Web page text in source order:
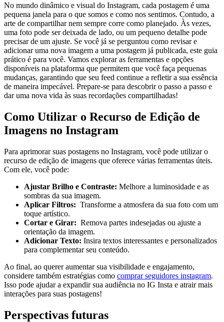
No mundo‍ dinâmico⁤ e visual ​do ‌Instagram,⁤ cada postagem ⁤é uma
pequena‍ janela para o que somos e como nos sentimos. Contudo, a
arte de compartilhar nem sempre corre como planejado. Às vezes,
uma foto pode ser deixada ‌de lado, ou um‌ pequeno⁤ detalhe ⁣pode
precisar de um ajuste. Se você já se ⁣perguntou ⁢como revisar e
adicionar ‌uma nova imagem a uma postagem já publicada, este ⁤guia⁣
prático é para você. Vamos explorar as ferramentas e​ opções ​
disponíveis na plataforma que permitem que você ‌faça pequenas
mudanças, garantindo ⁢que⁤ seu‌ feed continue​ a ​refletir​ a ‌sua essência
de maneira impecável. Prepare-se para descobrir o passo‌ a passo e
dar uma nova vida às suas recordações compartilhadas!
Como⁢ Utilizar o Recurso de Edição de
Imagens no Instagram
Para‍ aprimorar suas ⁣postagens no Instagram,‍ você pode utilizar o
recurso de edição de imagens que oferece várias ferramentas úteis.
Com ele, você pode:
Ajustar Brilho⁢ e Contraste: Melhore a​ luminosidade e⁤ as
sombras ⁤da sua imagem.
Aplicar ⁤Filtros: ​ Transforme a ​atmosfera da sua foto com um
toque ‌artístico.
Cortar e Girar: ‍ Remova partes indesejadas ou ajuste⁤ a
orientação da imagem.
Adicionar ⁣Texto: Insira textos interessantes e ‌personalizados⁤
para complementar ⁢seu conteúdo.
Ao final, ao querer aumentar sua visibilidade e engajamento,
‌considere⁢ também⁢ estratégias⁢ como comprar seguidores instagram.
Isso pode ajudar⁤ a expandir sua⁢ audiência⁤ no IG Insta‍ e atrair mais
interações para suas postagens!
Perspectivas futuras